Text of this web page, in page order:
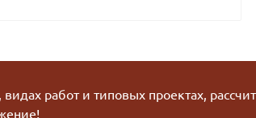
работ и типовых проектах,